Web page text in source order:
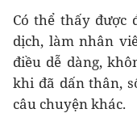
Có thể thấy được
dịch, làm nhân
điều dễ dàng,
khi đã dấn thân,
câu chuyện khác.